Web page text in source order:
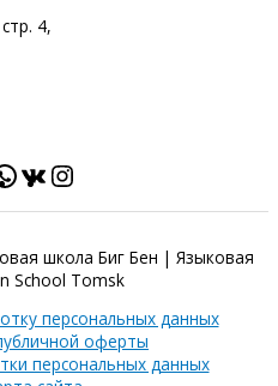
4,
школа Биг Бен | Языковая
School Tomsk
персональных данных
оферты
персональных данных